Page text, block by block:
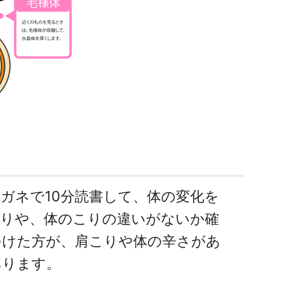
ネで10分読書して、体の変化を
や、体のこりの違いがないか確
た方が、肩こりや体の辛さがあ
ます。